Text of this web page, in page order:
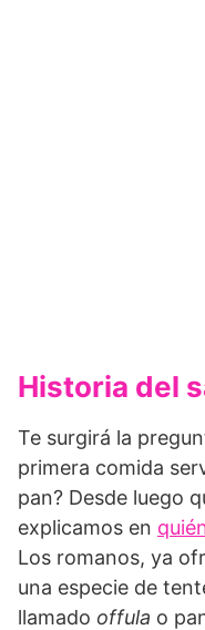
Historia del
Te surgirá la
primera comida
pan? Desde luego
explicamos en
Los romanos, ya
una especie de
llamado offula o